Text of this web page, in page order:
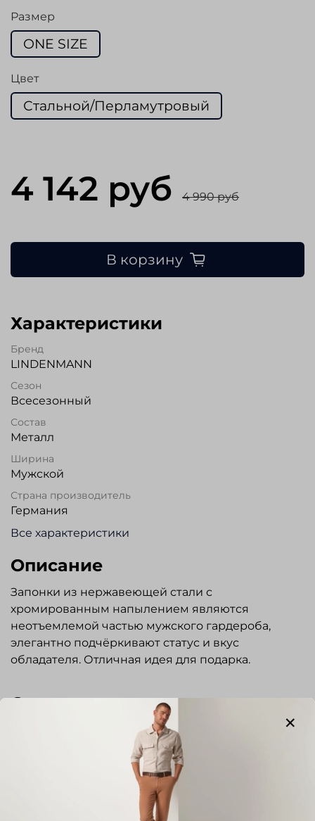
Размер
ONE SIZE
Цвет
Стальной/Перламутровый
4 142 руб 4 990 руб
В корзину
Характеристики
Бренд
LINDENMANN
Сезон
Всесезонный
Состав
Металл
Ширина
Мужской
Страна производитель
Германия
Все характеристики
Описание
Запонки из нержавеющей стали с
хромированным напылением являются
неотъемлемой частью мужского гардероба,
элегантно подчёркивают статус и вкус
обладателя. Отличная идея для подарка.
Отзывы
Отзывов еще никто не оставлял